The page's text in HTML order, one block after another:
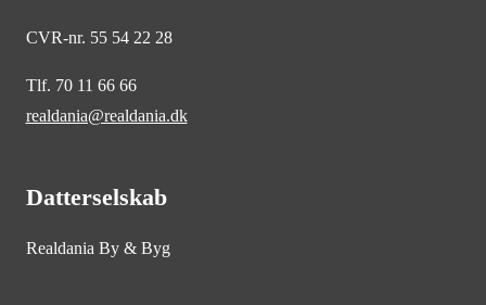
CVR-nr. 55 54 22 28
Tlf. 70 11 66 66
realdania@realdania.dk
Datterselskab
Realdania By & Byg